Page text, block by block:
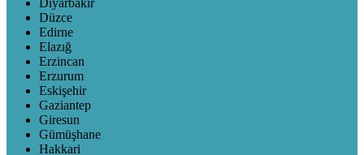
Diyarbakır
Düzce
Edirne
Elazığ
Erzincan
Erzurum
Eskişehir
Gaziantep
Giresun
Gümüşhane
Hakkari